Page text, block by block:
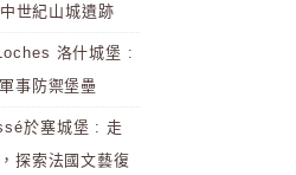
世紀山城遺跡
洛什城堡 :
事防禦堡壘
於塞城堡 : 走
探索法國文藝復